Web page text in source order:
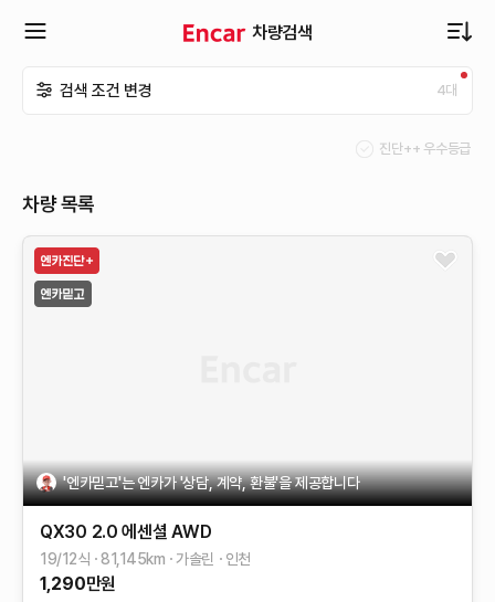
차량검색
뉴
열
검색 조건 변경 4대
진단++ 우수등급
차량 목록
'엔카믿고'는 엔카가 '상담, 계약, 환불'을 제공합니다
QX30 2.0 에센셜 AWD
19/12식 81,145km 가솔린 인천
1,290만원